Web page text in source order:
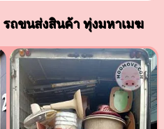
รถขนส่งสินค้า ทุ่งมหาเมฆ